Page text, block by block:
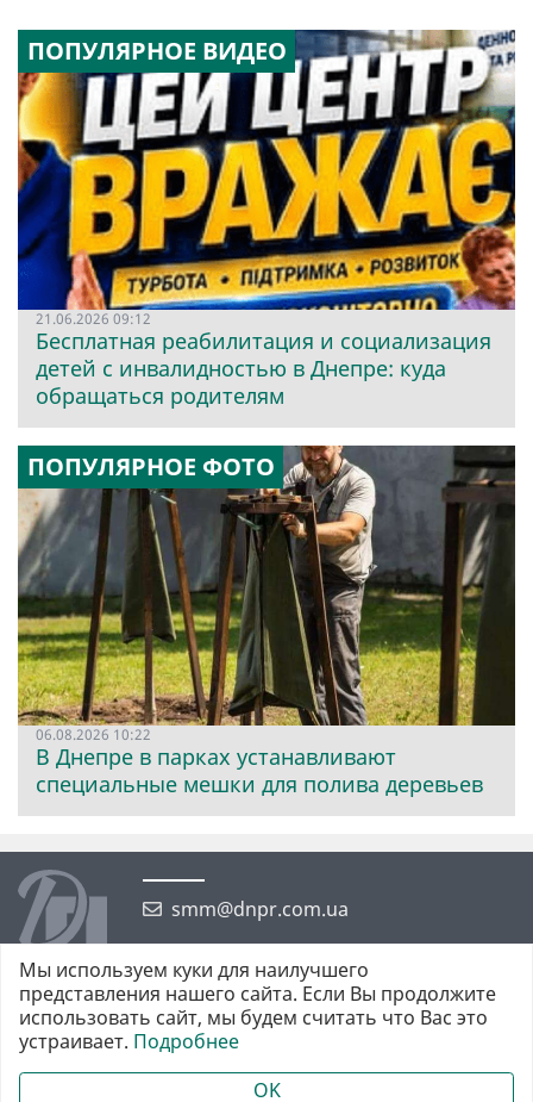
ПОПУЛЯРНОЕ ВИДЕО
21.06.2026 09:12
Бесплатная реабилитация и социализация
детей с инвалидностью в Днепре: куда
обращаться родителям
ПОПУЛЯРНОЕ ФОТО
06.08.2026 10:22
В Днепре в парках устанавливают
специальные мешки для полива деревьев
smm@dnpr.com.ua
©2026 https://dnpr.com.ua Дніпровська порадниця
Всі права захищені. При повному або частковому використанні
матеріалів обов'язкове активне гіперпосилання у першому абзаці.
Мы используем куки для наилучшего
представления нашего сайта. Если Вы продолжите
использовать сайт, мы будем считать что Вас это
устраивает. Подробнее
OK